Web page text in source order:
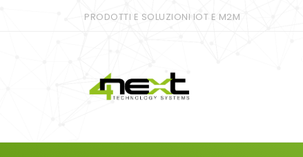
PRODOTTI E SOLUZIONI IOT E M2M